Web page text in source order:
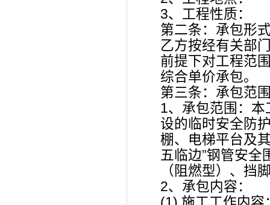
3、工程性质：
第二条：承包形
乙方按经有关部
前提下对工程范
综合单价承包。
第三条：承包范
1、承包范围：
设的临时安全防
棚、电梯平台及
五临边”钢管安
（阻燃型）、挡
2、承包内容：